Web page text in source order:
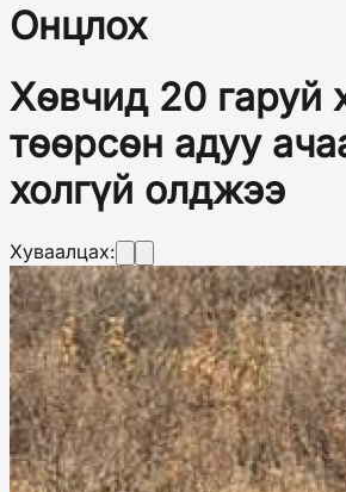
Онцлох
Хөвчид 20 гаруй
төөрсөн адуу
холгүй олджээ
Хуваалцах: